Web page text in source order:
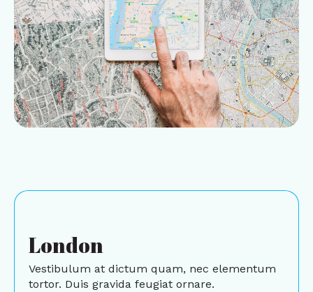
London
Vestibulum at dictum quam, nec elementum
tortor. Duis gravida feugiat ornare.